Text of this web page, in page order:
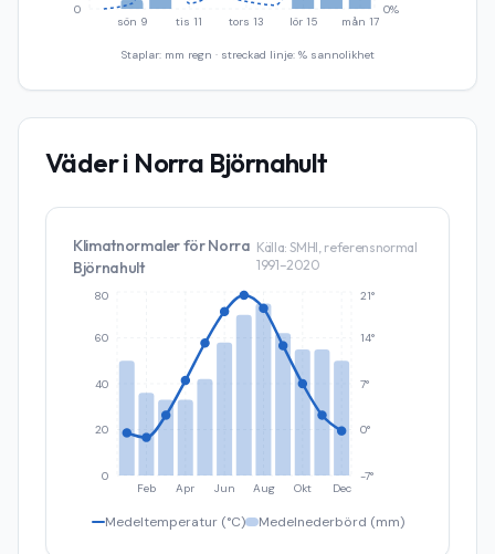
sön 9 tis 11 tors 13 lör 15 mån 17
0 0%
Staplar: mm regn · streckad linje: % sannolikhet
Väder i Norra Björnahult
Klimatnormaler förNorra
Björnahult
Källa: SMHI, referensnormal
1991–2020
Feb Apr Jun Aug Okt Dec
0
20
40
60
80
-7°
0°
7°
14°
21°
Medeltemperatur (°C) Medelnederbörd (mm)